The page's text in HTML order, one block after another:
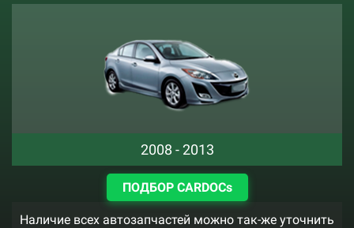
2008 - 2013
ПОДБОР CARDOCs
Наличие всех автозапчастей можно так-же уточнить